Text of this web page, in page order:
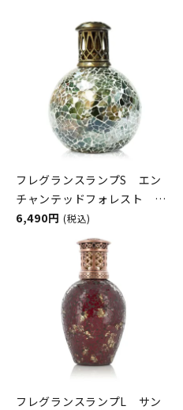
フレグランスランプS エン
チャンテッドフォレスト
ASHLEIGH&BURWOOD（ア
シュレイアンドバーウッド）
6,490円 (税込)
フレグランスランプL サン